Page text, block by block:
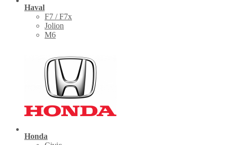
Haval
F7 / F7x
Jolion
M6
Honda